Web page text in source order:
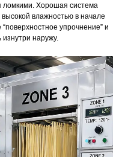
ломкими. Хорошая система
влажностью в начале
упрочнение” и
наружу.